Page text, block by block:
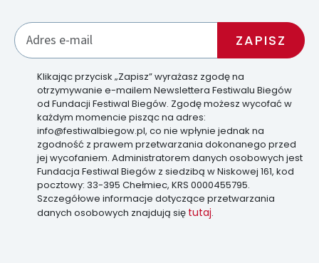
Klikając przycisk „Zapisz” wyrażasz zgodę na
otrzymywanie e-mailem Newslettera Festiwalu Biegów
od Fundacji Festiwal Biegów. Zgodę możesz wycofać w
każdym momencie pisząc na adres:
info@festiwalbiegow.pl, co nie wpłynie jednak na
zgodność z prawem przetwarzania dokonanego przed
jej wycofaniem. Administratorem danych osobowych jest
Fundacja Festiwal Biegów z siedzibą w Niskowej 161, kod
pocztowy: 33-395 Chełmiec, KRS 0000455795.
Szczegółowe informacje dotyczące przetwarzania
danych osobowych znajdują się tutaj.